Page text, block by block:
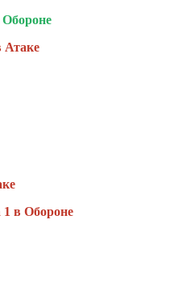
Атаке
в Обороне